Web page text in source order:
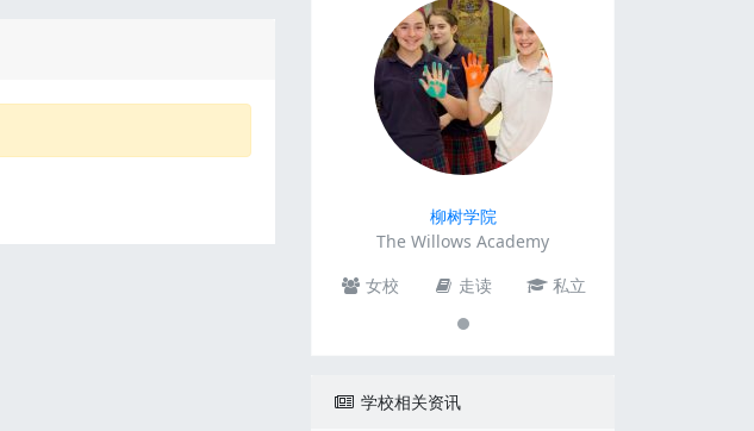
柳树学院
The Willows Academy
女校
走读 私立
学校相关资讯